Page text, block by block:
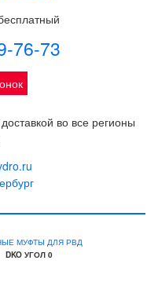
76-73
во все регионы
МУФТЫ ДЛЯ РВД
DKO УГОЛ 0